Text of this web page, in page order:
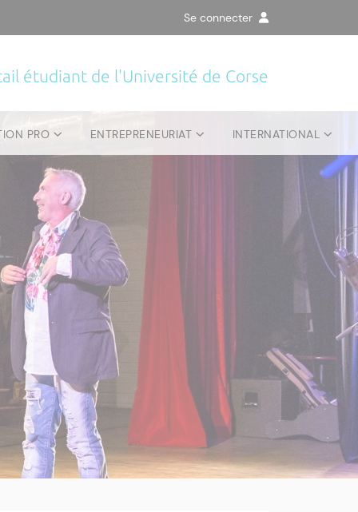
Se connecter
étudiant de l'Université de Corse
PRO ENTREPRENEURIAT INTERNATIONAL